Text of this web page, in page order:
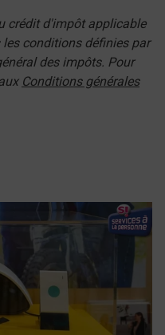
crédit d'impôt applicable
conditions définies par
des impôts. Pour
Conditions générales